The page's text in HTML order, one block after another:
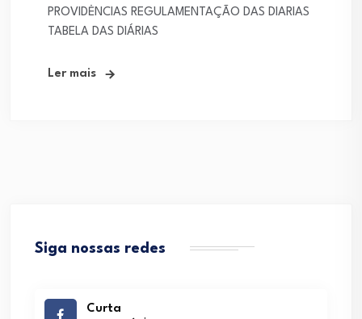
PROVIDĖNCIAS REGULAMENTAÇÃO DAS DIARIAS
TABELA DAS DIÁRIAS
Ler mais
Siga nossas redes
Curta